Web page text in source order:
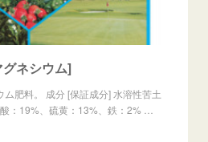
ネシウム]
肥料。 成分 [保証成分] 水溶性苦土
：19%、硫黄：13%、鉄：2% …